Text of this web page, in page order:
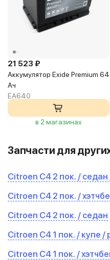
21 523 ₽
Аккумулятор Exide Premium 64
Ач
EA640
в 2 магазинах
Запчасти для
Citroen C4 2 пок. /
Citroen C4 2 пок. /
Citroen C4 2 пок. / седан
Citroen C4 1 пок. / купе /
Citroen C4 1 пок. /